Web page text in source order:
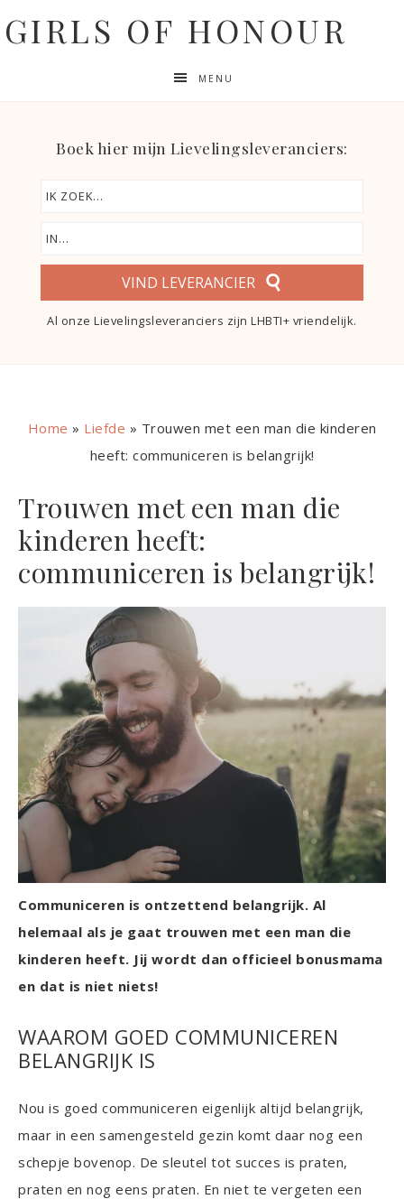
GIRLS OF HONOUR
MENU
Boek hier mijn Lievelingsleveranciers:
VIND LEVERANCIER
Al onze Lievelingsleveranciers zijn LHBTI+ vriendelijk.
Home » Liefde » Trouwen met een man die kinderen
heeft: communiceren is belangrijk!
Trouwen met een man die
kinderen heeft:
communiceren is belangrijk!
Communiceren is ontzettend belangrijk. Al
helemaal als je gaat trouwen met een man die
kinderen heeft. Jij wordt dan officieel bonusmama
en dat is niet niets!
WAAROM GOED COMMUNICEREN
BELANGRIJK IS
Nou is goed communiceren eigenlijk altijd belangrijk,
maar in een samengesteld gezin komt daar nog een
schepje bovenop. De sleutel tot succes is praten,
praten en nog eens praten. En niet te vergeten een